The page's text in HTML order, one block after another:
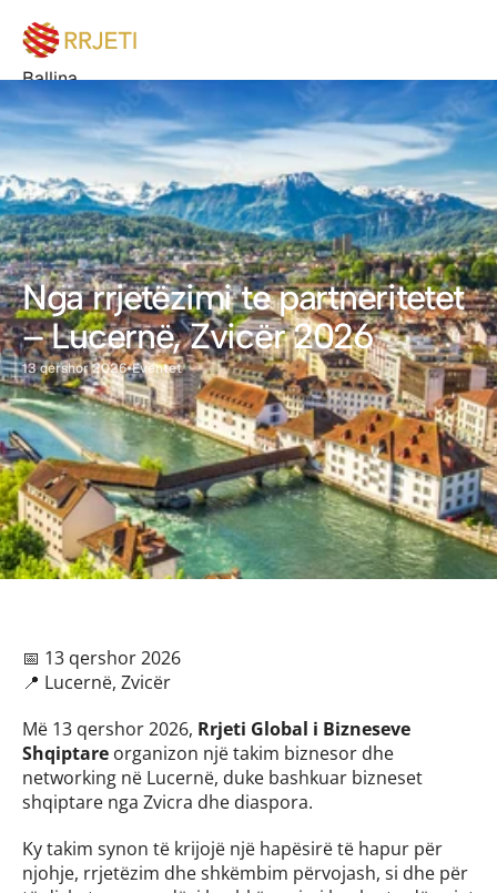
Ballina
Buletin
Eventet
Degët
Bëhu anëtar
Bëhu Sponsor
Rreth nesh
Kontakt
Nga rrjetëzimi te partneritetet
– Lucernë, Zvicër 2026
13 qershor 2026•Eventet
📅 13 qershor 2026
📍 Lucernë, Zvicër
Më 13 qershor 2026, Rrjeti Global i Bizneseve
Shqiptare organizon një takim biznesor dhe
networking në Lucernë, duke bashkuar bizneset
shqiptare nga Zvicra dhe diaspora.
Ky takim synon të krijojë një hapësirë të hapur për
njohje, rrjetëzim dhe shkëmbim përvojash, si dhe për